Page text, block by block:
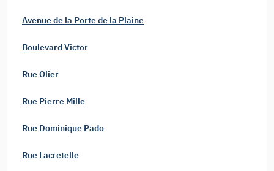
Avenue de la Porte de la Plaine
Boulevard Victor
Rue Olier
Rue Pierre Mille
Rue Dominique Pado
Rue Lacretelle